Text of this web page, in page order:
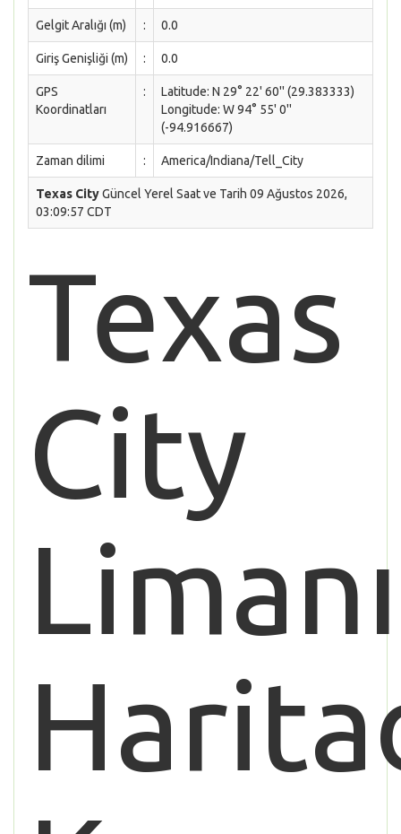
Gelgit Aralığı (m) : 0.0
Giriş Genişliği (m) : 0.0
GPS
Koordinatları
:
Latitude: N 29° 22' 60'' (29.383333)
Longitude: W 94° 55' 0''
(-94.916667)
Zaman dilimi : America/Indiana/Tell_City
Texas CityGüncel Yerel Saat ve Tarih 09 Ağustos 2026,
03:09:57 CDT
Texas
City
Limanı